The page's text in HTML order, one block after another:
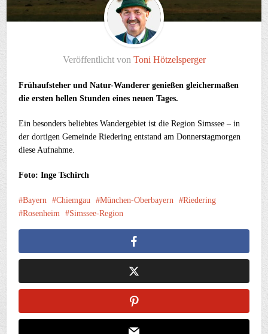
Veröffentlicht von Toni Hötzelsperger
Frühaufsteher und Natur-Wanderer genießen gleichermaßen
die ersten hellen Stunden eines neuen Tages.
Ein besonders beliebtes Wandergebiet ist die Region Simssee – in
der dortigen Gemeinde Riedering entstand am Donnerstagmorgen
diese Aufnahme.
Foto: Inge Tschirch
Bayern Chiemgau München-Oberbayern
Riedering
Rosenheim
Simssee-Region